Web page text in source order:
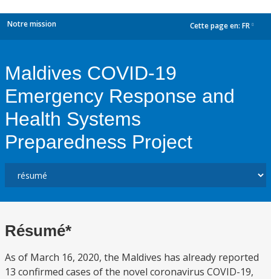
Notre mission Cette page en: FR
Maldives COVID-19
Emergency Response and
Health Systems
Preparedness Project
Résumé*
As of March 16, 2020, the Maldives has already reported
13 confirmed cases of the novel coronavirus COVID-19,